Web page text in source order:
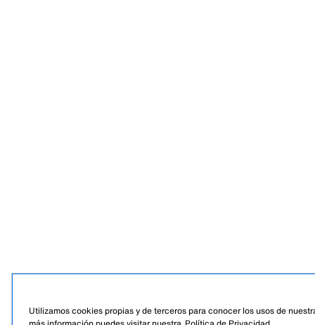
Utilizamos cookies propias y de terceros para conocer los usos de